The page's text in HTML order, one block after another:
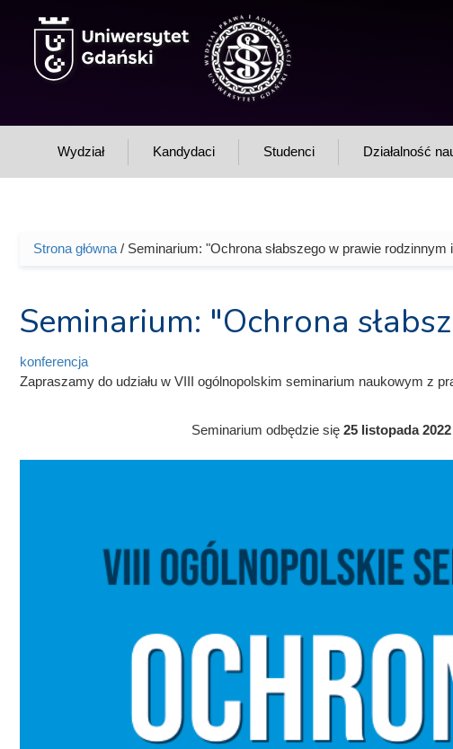
Wydział Kandydaci Studenci Działalność
Jesteś tutaj
Strona główna / Seminarium: "Ochrona słabszego w prawie rodzinnym
Seminarium: "Ochrona
konferencja
Zapraszamy do udziału w VIII ogólnopolskim seminarium naukowym z
Seminarium odbędzie się 25 listopada